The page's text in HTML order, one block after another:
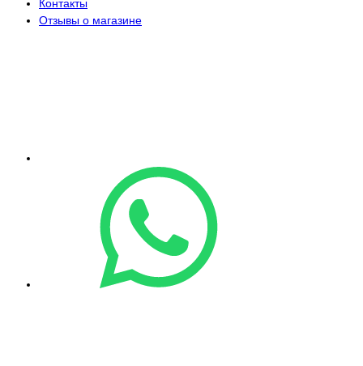
Контакты
Отзывы о магазине